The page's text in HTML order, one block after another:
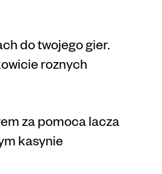
do twojego gier.
roznych
za pomoca lacza
kasynie